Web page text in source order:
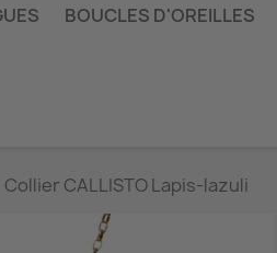
BOUCLES D'OREILLES
Collier CALLISTO Lapis-lazuli